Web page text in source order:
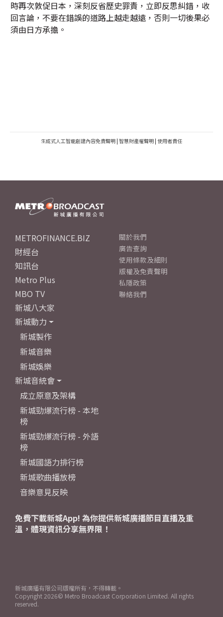
時再次敦促日本，深刻反省歷史罪責，立即反思糾錯，收
回言論，不要在錯誤的道路上越走越遠，否則一切後果必
須由日方承擔。
生成式人工智能創建內容免責聲明 | 智慧財產權聲明 | 使用者責任
METROFINANCE.BIZ
財經台
知訊台
Metro Plus
MBO TV
新城八大家
新城動力
新城製作
新城音樂
新城娛樂
新城音統會
成立原意及架構
新城勁爆流行榜 - 本地
榜
新城勁爆流行榜 - 外語
榜
新城國語力排行榜
新城歌曲播放榜
音樂意見反映
關於我們
廣告查詢
使用條款及細則
版權及免責聲明
私隱政策
聯絡我們
免費下載新城App! 為你提供新城廣播節目直播及重
溫，體現資訊分享無界限！
新城廣播有限公司版權所有，不得轉載。
Copyright 2026© Metro Broadcast Corporation Limited. All rights
reserved.